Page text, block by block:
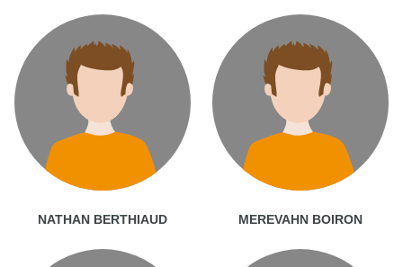
NATHAN BERTHIAUD MEREVAHN BOIRON